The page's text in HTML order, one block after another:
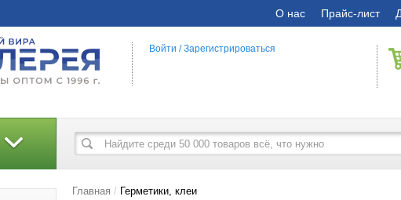
О нас Прайс-лист
Войти /Зарегистрироваться
Главная Герметики, клеи